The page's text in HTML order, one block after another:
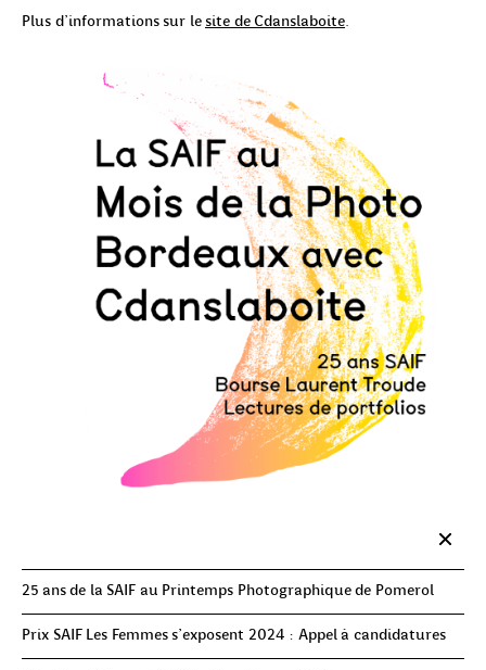
Plus d’informations sur le site de Cdanslaboite.
25 ans de la SAIF au Printemps Photographique de Pomerol
Prix SAIF Les Femmes s'exposent 2024 : Appel à candidatures